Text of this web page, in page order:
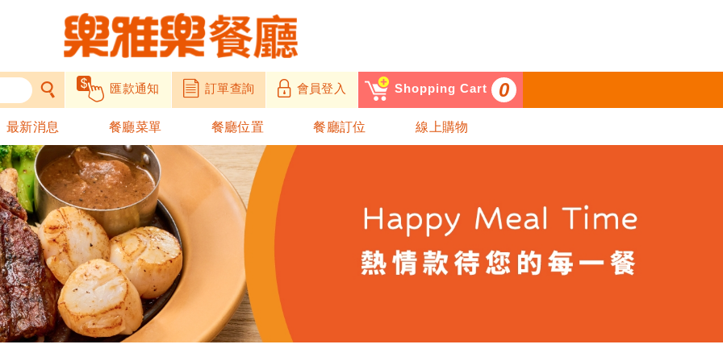
匯款通知 訂單查詢 會員登入 Shopping Cart 0
最新消息 餐廳菜單 餐廳位置 餐廳訂位 線上購物